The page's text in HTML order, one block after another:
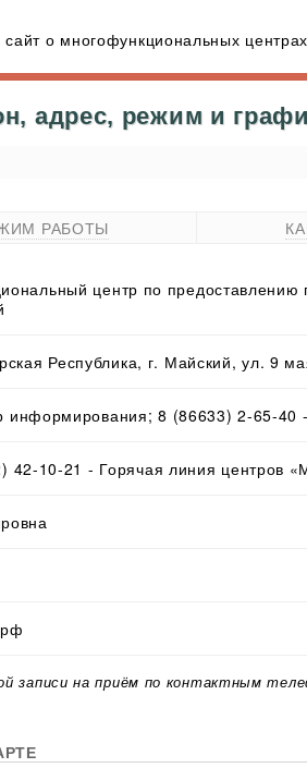
о многофункциональных
адрес, режим и
РАБОТЫ
центр по предоставлению
Республика, г. Майский, ул. 9
информирования; 8 (86633) 2-65-40
10-21 - Горячая линия центров
записи на приём по контактным